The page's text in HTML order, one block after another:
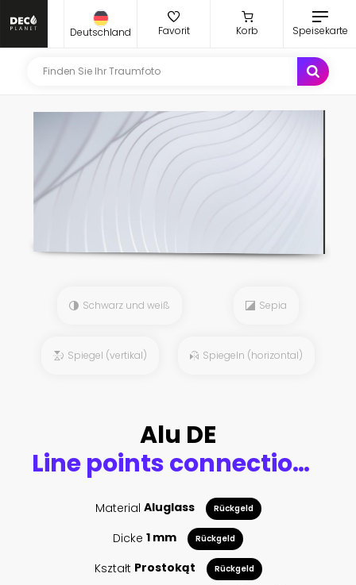
Deutschland Favorit Korb Speisekarte
Schwarz und weiß Sepia
Spiegel (vertikal) Spiegeln (horizontal)
Alu DE
Line points connections geometric abstract background.
Material Aluglass Rückgeld
Dicke 1 mm Rückgeld
Kształt Prostokąt Rückgeld